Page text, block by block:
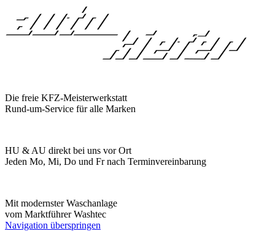
Die freie KFZ-Meisterwerkstatt
Rund-um-Service für alle Marken
HU & AU direkt bei uns vor Ort
Jeden Mo, Mi, Do und Fr nach Terminvereinbarung
Mit modernster Waschanlage
vom Marktführer Washtec
Navigation überspringen